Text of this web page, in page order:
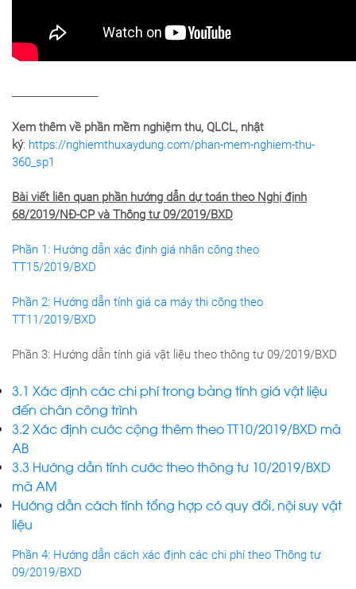
Xem thêm về phần mềm nghiệm thu, QLCL, nhật
ký: https://nghiemthuxaydung.com/phan-mem-nghiem-thu-
360_sp1
Bài viết liên quan phần hướng dẫn dự toán theo Nghị định
68/2019/NĐ-CP và Thông tư 09/2019/BXD
Phần 1: Hướng dẫn xác định giá nhân công theo
TT15/2019/BXD
Phần 2: Hướng dẫn tính giá ca máy thi công theo
TT11/2019/BXD
Phần 3: Hướng dẫn tính giá vật liệu theo thông tư 09/2019/BXD
3.1 Xác định các chi phí trong bảng tính giá vật liệu
đến chân công trình
3.2 Xác định cước cộng thêm theo TT10/2019/BXD mã
AB
3.3 Hướng dẫn tính cước theo thông tư 10/2019/BXD
mã AM
Hướng dẫn cách tính tổng hợp có quy đổi, nội suy vật
liệu
Phần 4: Hướng dẫn cách xác định các chi phí theo Thông tư
09/2019/BXD